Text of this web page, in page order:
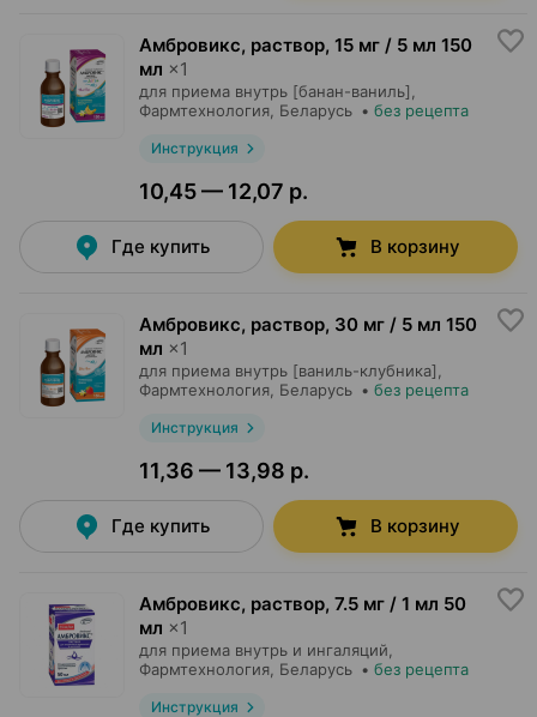
Амбровикс, раствор, 15 мг / 5 мл 150
мл ×1
для приема внутрь [банан-ваниль],
Фармтехнология , Беларусь • без рецепта
Инструкция
10,45 — 12,07 р.
Где купить В корзину
Амбровикс, раствор, 30 мг / 5 мл 150
мл ×1
для приема внутрь [ваниль-клубника],
Фармтехнология , Беларусь • без рецепта
Инструкция
11,36 — 13,98 р.
Где купить В корзину
Амбровикс, раствор, 7.5 мг / 1 мл 50
мл ×1
для приема внутрь и ингаляций,
Фармтехнология , Беларусь • без рецепта
Инструкция